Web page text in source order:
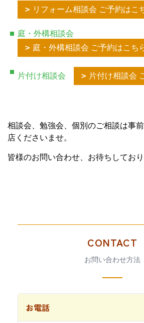
リフォーム相談会 ご予約はこ
庭・外構相談会
庭・外構相談会 ご予約はこち
片付け相談会 片付け相談会
相談会、勉強会、個別のご相談は事
店くださいませ。
皆様のお問い合わせ、お待ちしており
CONTACT
お問い合わせ方法
お電話